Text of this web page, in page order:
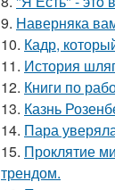
9. Hаверняка
10. Кадр,
11. История
12. Книги по
13. Казнь
14. Пара
15. Проклятие
трендом.